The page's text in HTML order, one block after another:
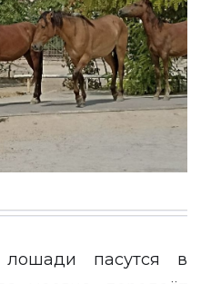
пасутся в